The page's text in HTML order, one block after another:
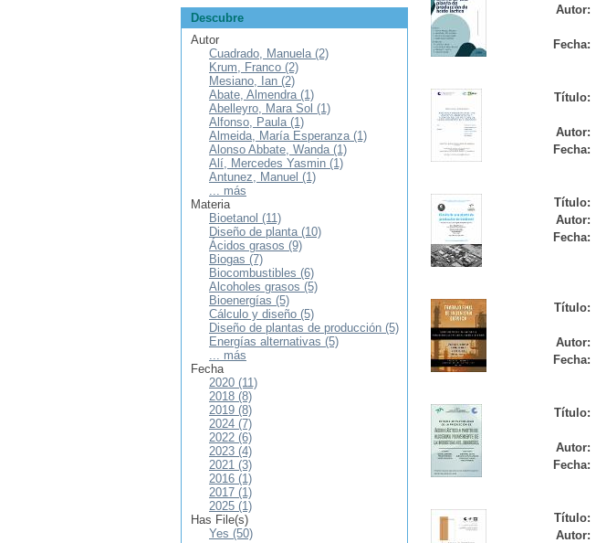
Autor:
Fecha:
Título:
Autor:
Fecha:
Título:
Autor:
Fecha:
Título:
Autor:
Fecha:
Título:
Autor:
Fecha:
Título:
Autor:
Descubre
Autor
Cuadrado, Manuela (2)
Krum, Franco (2)
Mesiano, Ian (2)
Abate, Almendra (1)
Abelleyro, Mara Sol (1)
Alfonso, Paula (1)
Almeida, María Esperanza (1)
Alonso Abbate, Wanda (1)
Alí, Mercedes Yasmin (1)
Antunez, Manuel (1)
... más
Materia
Bioetanol (11)
Diseño de planta (10)
Ácidos grasos (9)
Biogas (7)
Biocombustibles (6)
Alcoholes grasos (5)
Bioenergías (5)
Cálculo y diseño (5)
Diseño de plantas de producción (5)
Energías alternativas (5)
... más
Fecha
2020 (11)
2018 (8)
2019 (8)
2024 (7)
2022 (6)
2023 (4)
2021 (3)
2016 (1)
2017 (1)
2025 (1)
Has File(s)
Yes (50)